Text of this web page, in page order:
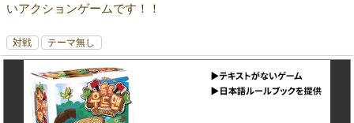
いアクションゲームです！！
対戦 テーマ無し